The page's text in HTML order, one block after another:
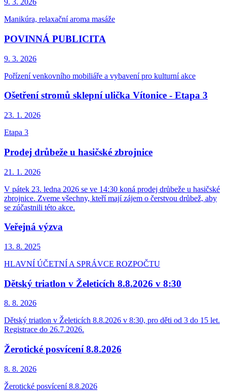
9. 3. 2026
Manikúra, relaxační aroma masáže
POVINNÁ PUBLICITA
9. 3. 2026
Pořízení venkovního mobiliáře a vybavení pro kulturní akce
Ošetření stromů sklepní ulička Vítonice - Etapa 3
23. 1. 2026
Etapa 3
Prodej drůbeže u hasičské zbrojnice
21. 1. 2026
V pátek 23. ledna 2026 se ve 14:30 koná prodej drůbeže u hasičské
zbrojnice. Zveme všechny, kteří mají zájem o čerstvou drůbež, aby
se zúčastnili této akce.
Veřejná výzva
13. 8. 2025
HLAVNÍ ÚČETNÍ A SPRÁVCE ROZPOČTU
Dětský triatlon v Želeticích 8.8.2026 v 8:30
8. 8. 2026
Dětský triatlon v Želeticích 8.8.2026 v 8:30, pro děti od 3 do 15 let.
Registrace do 26.7.2026.
Žerotické posvícení 8.8.2026
8. 8. 2026
Žerotické posvícení 8.8.2026